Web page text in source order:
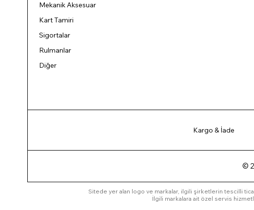
Mekanik Aksesuar
Kart Tamiri
Sigortalar
Rulmanlar
Diğer
Kargo & İade
©
Sitede yer alan logo ve markalar, ilgili şirketlerin tescilli
İlgili markalara ait özel servis